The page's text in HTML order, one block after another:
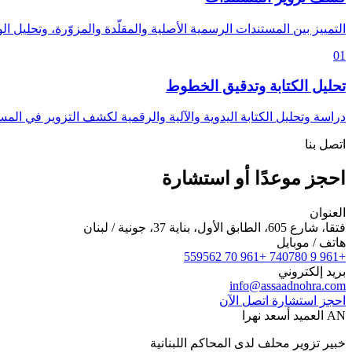
التمييز بين المستندات الرسمية الأصلية والمقلّدة والمزوّرة، وتحليل
01
تحليل الكتابة وتدقيق الخطوط
دراسة وتحليل الكتابة اليدوية والآلية والرقمية لكشف التزوير في
اتصل بنا
احجز موعدًا أو استشارة
العنوان
فتقا، شارع 605، الطابق الأول، بناية 37، جونية / لبنان
هاتف / موبايل
+961 9 740780
+961 70 559562
بريد إلكتروني
info@assaadnohra.com
احجز استشارة اتصل الآن
AN العميد أسعد نهرا
خبير تزوير محلف لدى المحاكم اللبنانية